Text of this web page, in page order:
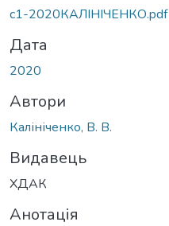
c1-2020КАЛІНІЧЕНКО.pdf
Дата
2020
Автори
Калініченко, В. В.
Видавець
ХДАК
Анотація